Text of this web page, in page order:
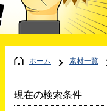
ホーム 素材一覧
現在の検索条件